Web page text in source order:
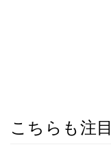
こちらも注目